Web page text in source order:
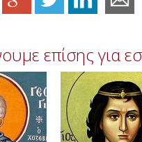
επίσης για